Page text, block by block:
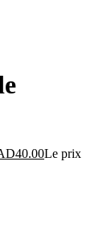
40.00Le prix